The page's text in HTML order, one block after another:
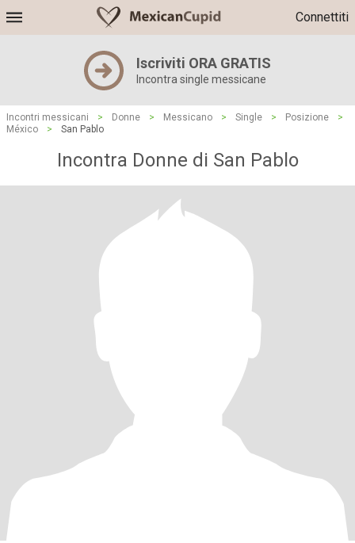
Connettiti
Iscriviti ORA GRATIS
Incontra single messicane
Incontri messicani > Donne > Messicano > Single > Posizione
>
México
> San Pablo
Incontra Donne di San Pablo